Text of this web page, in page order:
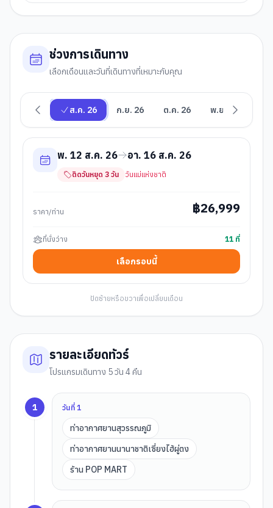
ช่วงการเดินทาง
เลือกเดือนและวันที่เดินทางที่เหมาะกับคุณ
ส.ค. 26 ก.ย. 26 ต.ค. 26 พ.ย. 26
พ. 12 ส.ค. 26 อา. 16 ส.ค. 26
ติดวันหยุด 3 วัน วันแม่แห่งชาติ
ราคา/ท่าน ฿26,999
ที่นั่งว่าง 11 ที่
เลือกรอบนี้
ปัดซ้ายหรือขวาเพื่อเปลี่ยนเดือน
รายละเอียดทัวร์
โปรแกรมเดินทาง 5 วัน 4 คืน
1 วันที่1
ท่าอากาศยานสุวรรณภูมิ
ท่าอากาศยานนานาชาติเซี่ยงไฮ้ผู่ตง
ร้าน POP MART